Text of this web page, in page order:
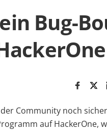
Bug-
Community noch
auf HackerOne,